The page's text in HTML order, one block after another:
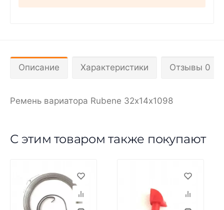
Описание Характеристики Отзывы 0
Ремень вариатора Rubenе 32х14х1098
С этим товаром также покупают